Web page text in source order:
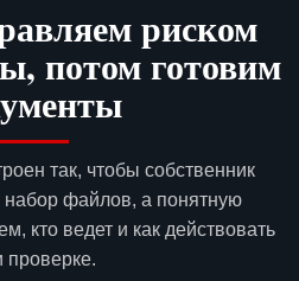
риском
потом готовим
так, чтобы собственник
набор файлов, а понятную
кто ведет и как действовать
проверке.